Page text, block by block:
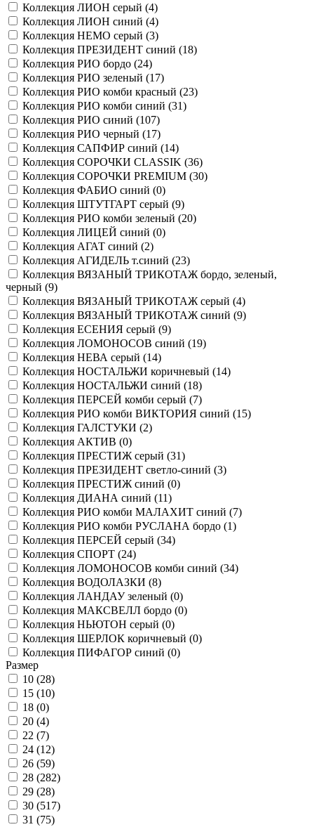
Коллекция ЛИОН серый (4)
Коллекция ЛИОН синий (4)
Коллекция НЕМО серый (3)
Коллекция ПРЕЗИДЕНТ синий (18)
Коллекция РИО бордо (24)
Коллекция РИО зеленый (17)
Коллекция РИО комби красный (23)
Коллекция РИО комби синий (31)
Коллекция РИО синий (107)
Коллекция РИО черный (17)
Коллекция САПФИР синий (14)
Коллекция СОРОЧКИ CLASSIK (36)
Коллекция СОРОЧКИ PREMIUM (30)
Коллекция ФАБИО синий (0)
Коллекция ШТУТГАРТ серый (9)
Коллекция РИО комби зеленый (20)
Коллекция ЛИЦЕЙ синий (0)
Коллекция АГАТ синий (2)
Коллекция АГИДЕЛЬ т.синий (23)
Коллекция ВЯЗАНЫЙ ТРИКОТАЖ бордо, зеленый,
черный (9)
Коллекция ВЯЗАНЫЙ ТРИКОТАЖ серый (4)
Коллекция ВЯЗАНЫЙ ТРИКОТАЖ синий (9)
Коллекция ЕСЕНИЯ серый (9)
Коллекция ЛОМОНОСОВ синий (19)
Коллекция НЕВА серый (14)
Коллекция НОСТАЛЬЖИ коричневый (14)
Коллекция НОСТАЛЬЖИ синий (18)
Коллекция ПЕРСЕЙ комби серый (7)
Коллекция РИО комби ВИКТОРИЯ синий (15)
Коллекция ГАЛСТУКИ (2)
Коллекция АКТИВ (0)
Коллекция ПРЕСТИЖ серый (31)
Коллекция ПРЕЗИДЕНТ светло-синий (3)
Коллекция ПРЕСТИЖ синий (0)
Коллекция ДИАНА синий (11)
Коллекция РИО комби МАЛАХИТ синий (7)
Коллекция РИО комби РУСЛАНА бордо (1)
Коллекция ПЕРСЕЙ серый (34)
Коллекция СПОРТ (24)
Коллекция ЛОМОНОСОВ комби синий (34)
Коллекция ВОДОЛАЗКИ (8)
Коллекция ЛАНДАУ зеленый (0)
Коллекция МАКСВЕЛЛ бордо (0)
Коллекция НЬЮТОН серый (0)
Коллекция ШЕРЛОК коричневый (0)
Коллекция ПИФАГОР синий (0)
Размер
10 (28)
15 (10)
18 (0)
20 (4)
22 (7)
24 (12)
26 (59)
28 (282)
29 (28)
30 (517)
31 (75)